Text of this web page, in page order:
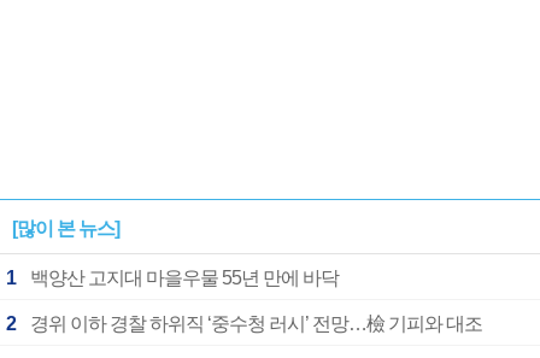
[많이 본 뉴스]
1 백양산 고지대 마을우물 55년 만에 바닥
2 경위 이하 경찰 하위직 ‘중수청 러시’ 전망…檢 기피와 대조